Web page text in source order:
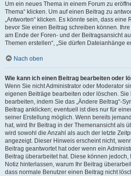
Um ein neues Thema in einem Forum zu
Thema“ klicken. Um auf einen Beitrag zu
„Antworten“ klicken. Es könnte sein, dass eine
bevor Sie einen Beitrag schreiben können.
am Ende der Foren- und der Beitragsansicht
Themen erstellen“, „Sie dürfen Dateianhänge
Nach oben
Wie kann ich einen Beitrag bearbeiten oder
Wenn Sie nicht Administrator oder Moderator
eigenen Beiträge bearbeiten oder löschen.
bearbeiten, indem Sie das „Ändere Beitrag“-
Beitrag anklicken; eventuell ist dies nur für
seiner Erstellung möglich. Wenn bereits
hat, wird Ihr Beitrag in der Themenansicht als
wird sowohl die Anzahl als auch der letzte
angezeigt. Dieser Hinweis erscheint nicht,
Beitrag geantwortet hat oder wenn ein
Beitrag überarbeitet hat. Diese können
Notiz hinterlassen, warum Ihr Beitrag
dass normale Benutzer einen Beitrag nicht